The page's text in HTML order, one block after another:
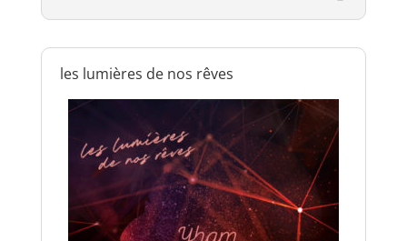
les lumières de nos rêves